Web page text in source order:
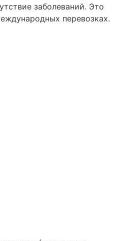
заболеваний. Это
перевозках.